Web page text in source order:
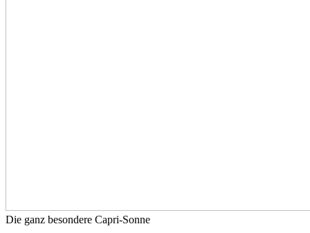
Die ganz besondere Capri-Sonne